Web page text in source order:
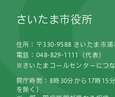
さいたま市役所
住所：〒330-9588 さいたま市
電話：048-829-1111（代表）
※さいたまコールセンターにつな
開庁時間：8時30分から17時15
を除く）